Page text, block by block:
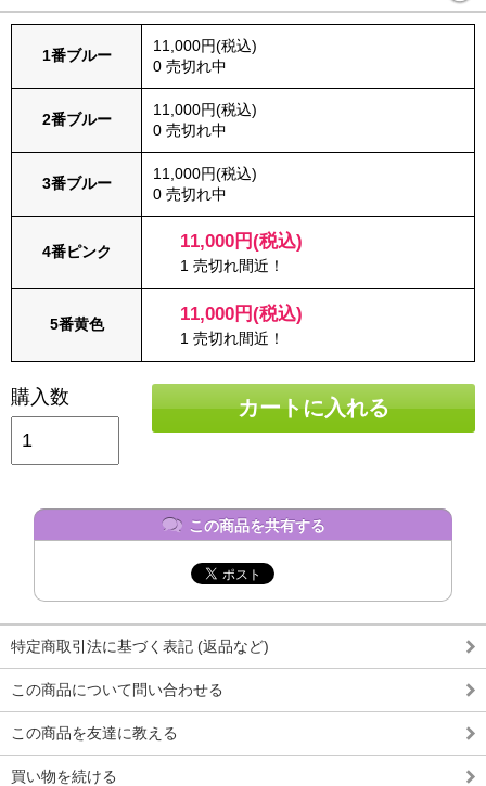
1番ブルー
11,000円(税込)
0 売切れ中
2番ブルー
11,000円(税込)
0 売切れ中
3番ブルー
11,000円(税込)
0 売切れ中
4番ピンク 11,000円(税込)
1 売切れ間近！
5番黄色 11,000円(税込)
1 売切れ間近！
購入数 カートに入れる
この商品を共有する
特定商取引法に基づく表記 (返品など)
この商品について問い合わせる
この商品を友達に教える
買い物を続ける